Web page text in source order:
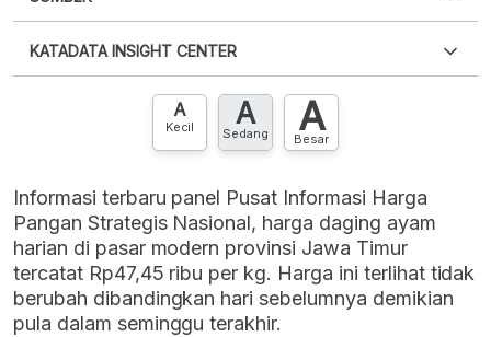
XLS
punya akun?Silakan Daftar sekarang
KATADATA INSIGHT CENTER
Hubungi sekarang »
A
Kecil A
Sedang A
Besar
Informasi terbaru panel Pusat Informasi Harga
Pangan Strategis Nasional, harga daging ayam
harian di pasar modern provinsi Jawa Timur
tercatat Rp47,45 ribu per kg. Harga ini terlihat tidak
berubah dibandingkan hari sebelumnya demikian
pula dalam seminggu terakhir.